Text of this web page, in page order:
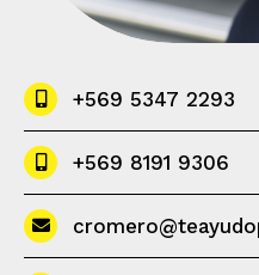
+569 5347 2293
+569 8191 9306